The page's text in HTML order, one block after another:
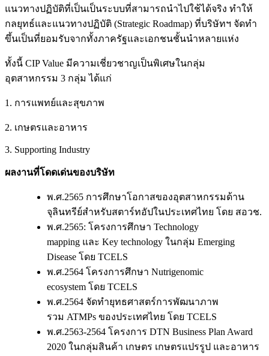
แนวทางปฏิบัติที่เป็นเป็นระบบที่สามารถนำไปใช้ได้จริง ทำให้
กลยุทธ์และแนวทางปฏิบัติ (Strategic Roadmap) ที่บริษัทฯ จัดทำ
ขึ้นเป็นที่ยอมรับจากทั้งภาครัฐและเอกชนชั้นนำหลายแห่ง
ทั้งนี้ CIP Value มีความเชี่ยวชาญเป็นพิเศษในกลุ่ม
อุตสาหกรรม 3 กลุ่ม ได้แก่
1. การแพทย์และสุขภาพ
2. เกษตรและอาหาร
3. Supporting Industry
ผลงานที่โดดเด่นของบริษัท
พ.ศ.2565 การศึกษาโอกาสของอุตสาหกรรมด้าน
จุลินทรีย์สำหรับสตาร์ทอัปในประเทศไทย โดย สอวช.
พ.ศ.2565: โครงการศึกษา Technology
mapping และ Key technology ในกลุ่ม Emerging
Disease โดย TCELS
พ.ศ.2564 โครงการศึกษา Nutrigenomic
ecosystem โดย TCELS
พ.ศ.2564 จัดทำยุทธศาสตร์การพัฒนาภาพ
รวม ATMPs ของประเทศไทย โดย TCELS
พ.ศ.2563-2564 โครงการ DTN Business Plan Award
2020 ในกลุ่มสินค้า เกษตร เกษตรแปรรูป และอาหาร